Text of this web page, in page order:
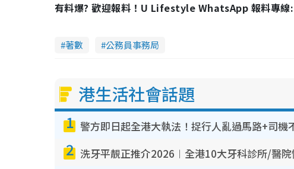
有料爆? 歡迎報料！U Lifestyle WhatsApp 報料專線:
著數 公務員事務局
港生活社會話題
1 警方即日起全港大執法！捉行人亂過馬路+司
2 洗牙平靚正推介2026︱全港10大牙科診所/醫